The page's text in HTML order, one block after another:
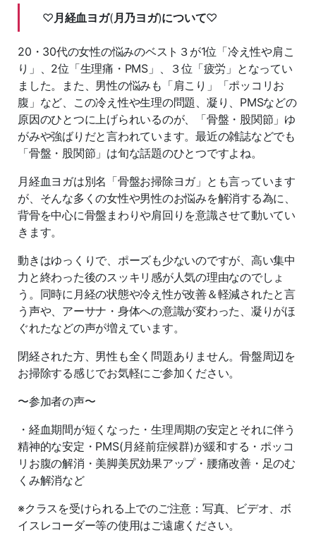
♡ 月経血ヨガ( 月乃ヨガ)について♡
20・30代の女性の悩みのベスト３が1位「冷え性や肩こ
り」、2位「生理痛・PMS」、３位「疲労」となってい
ました。また、男性の悩みも「肩こり」「ポッコリお
腹」など、この冷え性や生理の問題、凝り、PMSなどの
原因のひとつに上げられいるのが、「骨盤・股関節」ゆ
がみや強ばりだと言われています。最近の雑誌などでも
「骨盤・股関節」は旬な話題のひとつですよね。
月経血ヨガは別名「骨盤お掃除ヨガ」とも言っています
が、そんな多くの女性や男性のお悩みを解消する為に、
背骨を中心に骨盤まわりや肩回りを意識させて動いてい
きます。
動きはゆっくりで、ポーズも少ないのですが、高い集中
力と終わった後のスッキリ感が人気の理由なのでしょ
う。同時に月経の状態や冷え性が改善＆軽減されたと言
う声や、アーサナ・身体への意識が変わった、凝りがほ
ぐれたなどの声が増えています。
閉経された方、男性も全く問題ありません。骨盤周辺を
お掃除する感じでお気軽にご参加ください。
〜参加者の声〜
・経血期間が短くなった・生理周期の安定とそれに伴う
精神的な安定・PMS(月経前症候群)が緩和する・ポッコ
リお腹の解消・美脚美尻効果アップ・腰痛改善・足のむ
くみ解消など
※クラスを受けられる上でのご注意：写真、ビデオ、ボ
イスレコーダー等の使用はご遠慮ください。